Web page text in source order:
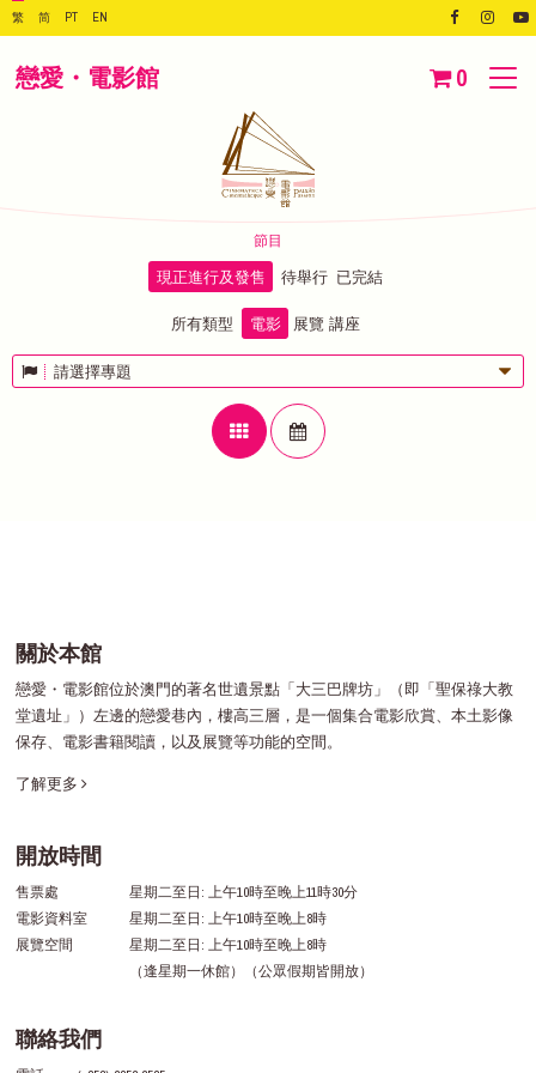
繁 简 PT EN
戀愛・電影館 0
節目
現正進行及發售 待舉行 已完結
所有類型 電影 展覽 講座
請選擇專題
關於本館
戀愛・電影館位於澳門的著名世遺景點「大三巴牌坊」（即「聖保祿大教
堂遺址」）左邊的戀愛巷內，樓高三層，是一個集合電影欣賞、本土影像
保存、電影書籍閱讀，以及展覽等功能的空間。
了解更多
開放時間
售票處
星期二至日: 上午10時至晚上11時30分
電影資料室
星期二至日: 上午10時至晚上8時
展覽空間
星期二至日: 上午10時至晚上8時
（逢星期一休館）（公眾假期皆開放）
聯絡我們